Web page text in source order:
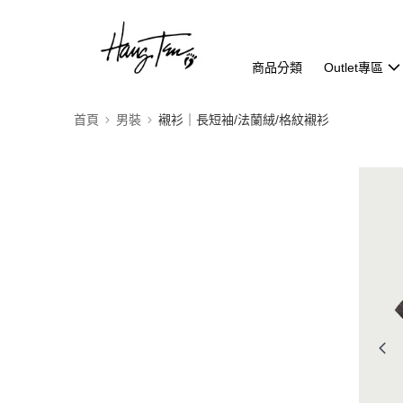
商品分類 Outlet專區
首頁 男裝 襯衫｜長短袖/法蘭絨/格紋襯衫